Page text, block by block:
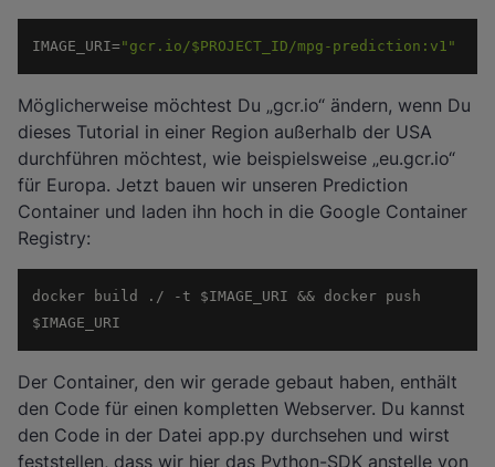
IMAGE_URI="gcr.io/$PROJECT_ID/mpg-prediction:v1"
Möglicherweise möchtest Du „gcr.io“ ändern, wenn Du
dieses Tutorial in einer Region außerhalb der USA
durchführen möchtest, wie beispielsweise „eu.gcr.io“
für Europa. Jetzt bauen wir unseren Prediction
Container und laden ihn hoch in die Google Container
Registry:
docker build ./ -t $IMAGE_URI && docker push
$IMAGE_URI
Der Container, den wir gerade gebaut haben, enthält
den Code für einen kompletten Webserver. Du kannst
den Code in der Datei app.py durchsehen und wirst
feststellen, dass wir hier das Python-SDK anstelle von